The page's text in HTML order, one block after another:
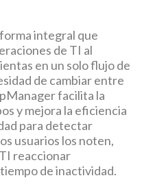
integral que
de TI al
en un solo flujo de
de cambiar entre
facilita la
y mejora la eficiencia
para detectar
usuarios los noten,
reaccionar
de inactividad.